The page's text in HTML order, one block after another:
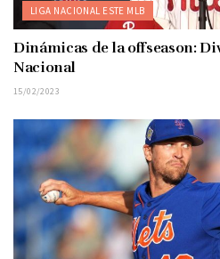
LIGA NACIONAL ESTE MLB
Dinámicas de la offseason:
Nacional
15/02/2023